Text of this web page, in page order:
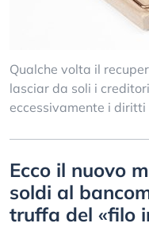
Qualche volta il
lasciar da soli i
eccessivamente i
Ecco il nuovo
soldi al
truffa del «filo